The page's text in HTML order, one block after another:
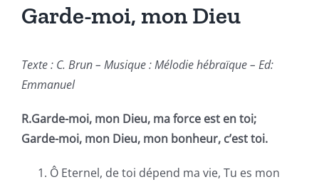
Garde-moi, mon Dieu
Texte : C. Brun – Musique : Mélodie hébraïque – Ed:
Emmanuel
R.Garde-moi, mon Dieu, ma force est en toi;
Garde-moi, mon Dieu, mon bonheur, c’est toi.
Ô Eternel, de toi dépend ma vie, Tu es mon